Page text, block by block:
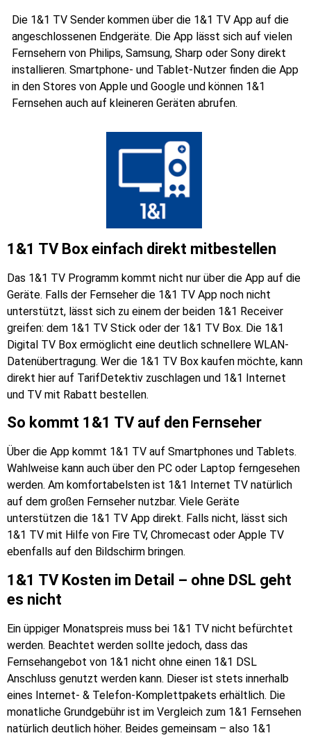
Die 1&1 TV Sender kommen über die 1&1 TV App auf die
angeschlossenen Endgeräte. Die App lässt sich auf vielen
Fernsehern von Philips, Samsung, Sharp oder Sony direkt
installieren. Smartphone- und Tablet-Nutzer finden die App
in den Stores von Apple und Google und können 1&1
Fernsehen auch auf kleineren Geräten abrufen.
1&1 TV Box einfach direkt mitbestellen
Das 1&1 TV Programm kommt nicht nur über die App auf die
Geräte. Falls der Fernseher die 1&1 TV App noch nicht
unterstützt, lässt sich zu einem der beiden 1&1 Receiver
greifen: dem 1&1 TV Stick oder der 1&1 TV Box. Die 1&1
Digital TV Box ermöglicht eine deutlich schnellere WLAN-
Datenübertragung. Wer die 1&1 TV Box kaufen möchte, kann
direkt hier auf TarifDetektiv zuschlagen und 1&1 Internet
und TV mit Rabatt bestellen.
So kommt 1&1 TV auf den Fernseher
Über die App kommt 1&1 TV auf Smartphones und Tablets.
Wahlweise kann auch über den PC oder Laptop ferngesehen
werden. Am komfortabelsten ist 1&1 Internet TV natürlich
auf dem großen Fernseher nutzbar. Viele Geräte
unterstützen die 1&1 TV App direkt. Falls nicht, lässt sich
1&1 TV mit Hilfe von Fire TV, Chromecast oder Apple TV
ebenfalls auf den Bildschirm bringen.
1&1 TV Kosten im Detail – ohne DSL geht
es nicht
Ein üppiger Monatspreis muss bei 1&1 TV nicht befürchtet
werden. Beachtet werden sollte jedoch, dass das
Fernsehangebot von 1&1 nicht ohne einen 1&1 DSL
Anschluss genutzt werden kann. Dieser ist stets innerhalb
eines Internet- & Telefon-Komplettpakets erhältlich. Die
monatliche Grundgebühr ist im Vergleich zum 1&1 Fernsehen
natürlich deutlich höher. Beides gemeinsam – also 1&1